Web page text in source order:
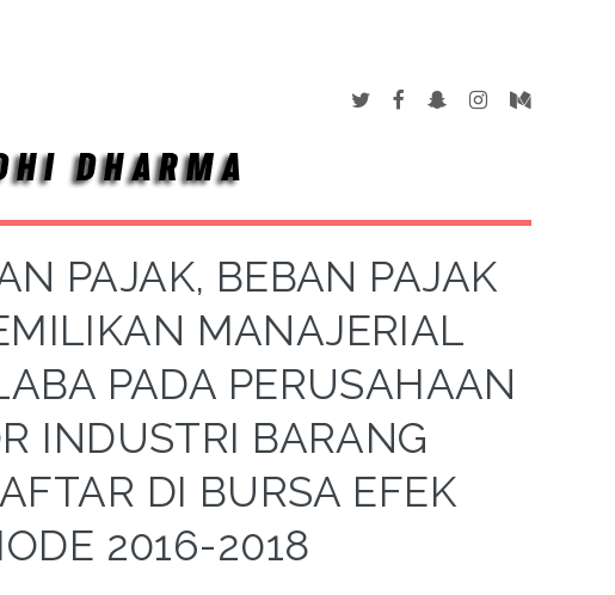
PAJAK, BEBAN PAJAK
MANAJERIAL
PADA PERUSAHAAN
INDUSTRI BARANG
DI BURSA EFEK
2016-2018